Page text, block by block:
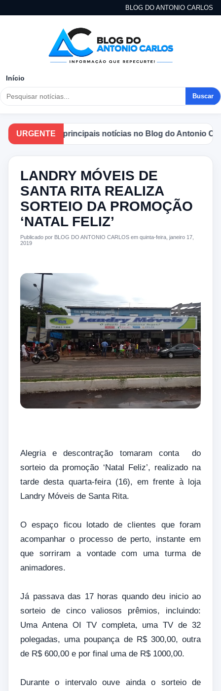
BLOG DO ANTONIO CARLOS
Início
Buscar
URGENTE
as principais notícias no Blog do Antonio Carlos.
LANDRY MÓVEIS DE
SANTA RITA REALIZA
SORTEIO DA PROMOÇÃO
‘NATAL FELIZ’
Publicado por BLOG DO ANTONIO CARLOS em quinta-feira, janeiro 17,
2019
Alegria e descontração tomaram conta do
sorteio da promoção ‘Natal Feliz’, realizado na
tarde desta quarta-feira (16), em frente à loja
Landry Móveis de Santa Rita.
O espaço ficou lotado de clientes que foram
acompanhar o processo de perto, instante em
que sorriram a vontade com uma turma de
animadores.
Já passava das 17 horas quando deu inicio ao
sorteio de cinco valiosos prêmios, incluindo:
Uma Antena OI TV completa, uma TV de 32
polegadas, uma poupança de R$ 300,00, outra
de R$ 600,00 e por final uma de R$ 1000,00.
Durante o intervalo ouve ainda o sorteio de